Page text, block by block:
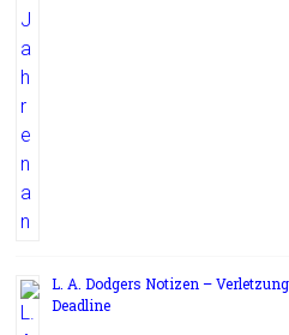
L. A. Dodgers Notizen –
Deadline